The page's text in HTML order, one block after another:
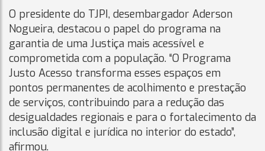
O presidente do TJPI, desembargador Aderson
Nogueira, destacou o papel do programa na
garantia de uma Justiça mais acessível e
comprometida com a população. “O Programa
Justo Acesso transforma esses espaços em
pontos permanentes de acolhimento e prestação
de serviços, contribuindo para a redução das
desigualdades regionais e para o fortalecimento da
inclusão digital e jurídica no interior do estado”,
afirmou.